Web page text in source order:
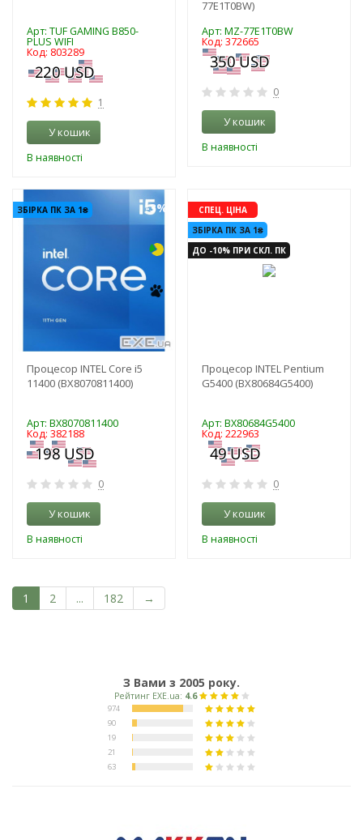
Арт: TUF GAMING B850-
PLUS WIFI
Код: 803289
1
У кошик
В наявності
77E1T0BW)
Арт: MZ-77E1T0BW
Код: 372665
0
У кошик
В наявності
ЗБІРКА ПК ЗА 1₴ -3%
Процесор INTEL Core i5
11400 (BX8070811400)
Арт: BX8070811400
Код: 382188
0
У кошик
В наявності
СПЕЦ. ЦІНА
ЗБІРКА ПК ЗА 1₴
ДО -10% ПРИ СКЛ. ПК
Процесор INTEL Pentium
G5400 (BX80684G5400)
Арт: BX80684G5400
Код: 222963
0
У кошик
В наявності
1 2 ... 182 →
З Вами з 2005 року.